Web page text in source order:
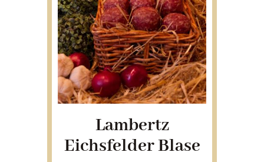
Lambertz
Eichsfelder Blase